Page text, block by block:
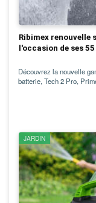
Ribimex renouvelle
l'occasion de ses
Découvrez la nouvelle
batterie, Tech 2 Pro,
JARDIN